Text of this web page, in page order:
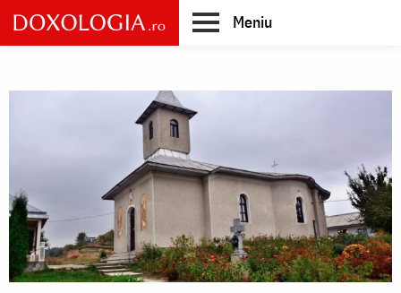
Skip
to
main
Meniu